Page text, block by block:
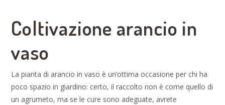
Coltivazione arancio in
vaso
La pianta di arancio in vaso è un’ottima occasione per chi ha
poco spazio in giardino: certo, il raccolto non è come quello di
un agrumeto, ma se le cure sono adeguate, avrete